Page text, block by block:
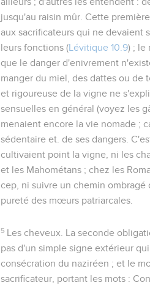
jusqu'au raisin mûr . Cette
aux sacrificateurs qui ne devaient
leurs fonctions (Lévitique 10.9) ; le
que le danger d'enivrement
manger du miel, des dattes ou de
et rigoureuse de la vigne ne
sensuelles en général (voyez les
menaient encore la vie nomade ;
sédentaire et. de ses dangers.
cultivaient point la vigne, ni les
et les Mahométans ; chez les
cep, ni suivre un chemin
pureté des mœurs patriarcales.
5 Les cheveux . La seconde
pas d'un simple signe extérieur
consécration du naziréen ; et le
sacrificateur, portant les mots :